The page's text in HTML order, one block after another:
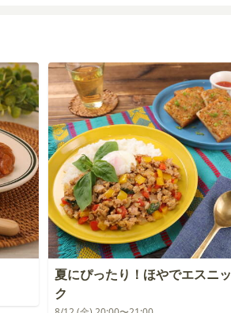
夏にぴったり！ほやでエスニッ
ク